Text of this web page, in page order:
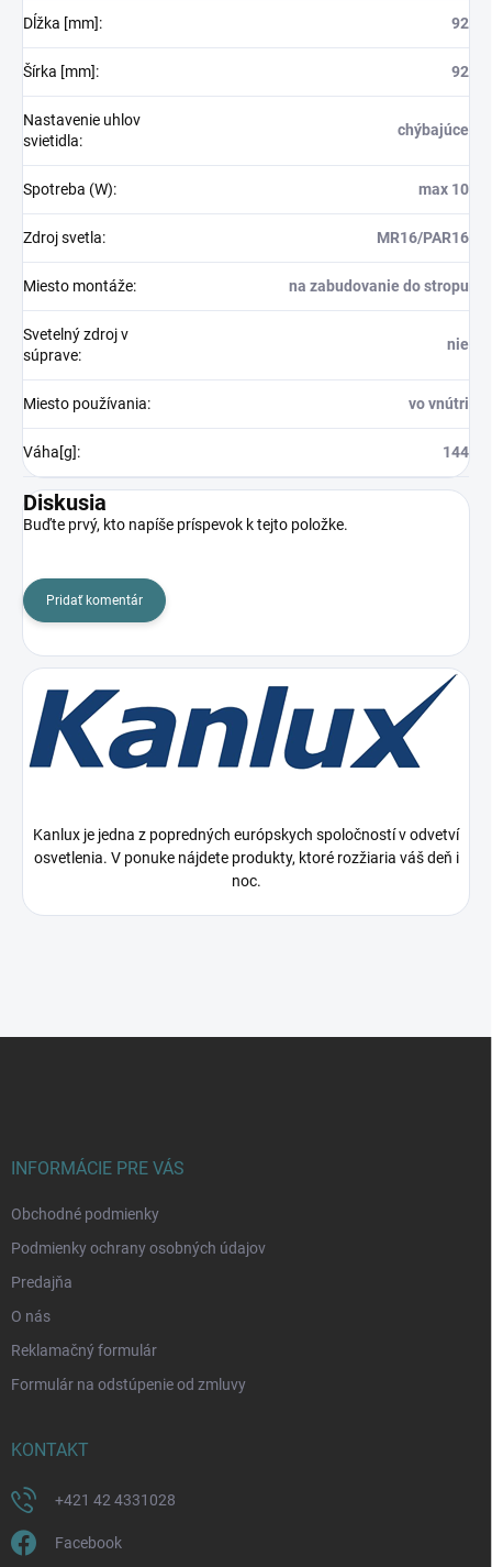
Dĺžka [mm]: 92
Šírka [mm]: 92
Nastavenie uhlov
svietidla:
chýbajúce
Spotreba (W): max 10
Zdroj svetla: MR16/PAR16
Miesto montáže: na zabudovanie do stropu
Svetelný zdroj v
súprave:
nie
Miesto používania: vo vnútri
Váha[g]: 144
Diskusia
Buďte prvý, kto napíše príspevok k tejto položke.
Pridať komentár
Kanlux je jedna z popredných európskych spoločností v odvetví
osvetlenia. V ponuke nájdete produkty, ktoré rozžiaria váš deň i
noc.
INFORMÁCIE PRE VÁS
Obchodné podmienky
Podmienky ochrany osobných údajov
Predajňa
O nás
Reklamačný formulár
Formulár na odstúpenie od zmluvy
KONTAKT
+421 42 4331028
Facebook